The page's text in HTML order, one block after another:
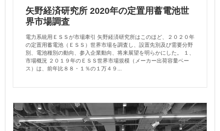
矢野経済研究所 2020年の定置用蓄電池世
界市場調査
電力系統用ＥＳＳが市場牽引 矢野経済研究所はこのほど、２０２０年
の定置用蓄電池（ＥＳＳ）世界市場を調査し、設置先別及び需要分野
別、電池種別の動向、参入企業動向、将来展望を明らかにした。 １、
市場概況 ２０１９年のＥＳＳ世界市場規模（メーカー出荷容量ベー
ス）は、前年比８８・１％の１万４９...